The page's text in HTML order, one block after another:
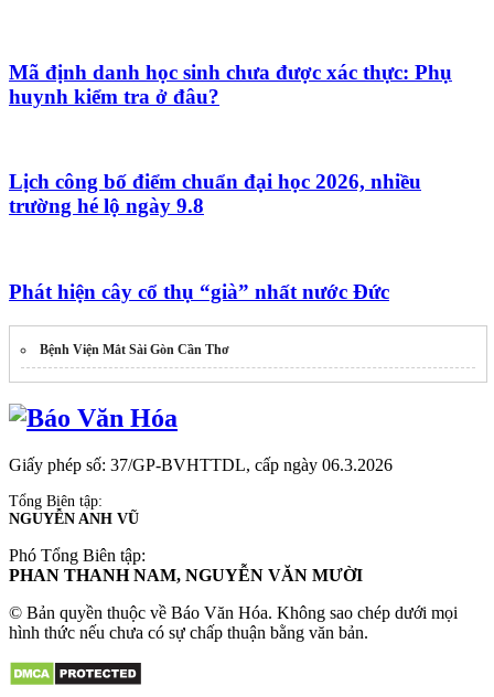
Mã định danh học sinh chưa được xác thực: Phụ
huynh kiểm tra ở đâu?
Lịch công bố điểm chuẩn đại học 2026, nhiều
trường hé lộ ngày 9.8
Phát hiện cây cổ thụ “già” nhất nước Đức
Bệnh Viện Mắt Sài Gòn Cần Thơ
Giấy phép số: 37/GP-BVHTTDL, cấp ngày 06.3.2026
Tổng Biên tập:
NGUYỄN ANH VŨ
Phó Tổng Biên tập:
PHAN THANH NAM, NGUYỄN VĂN MƯỜI
© Bản quyền thuộc về Báo Văn Hóa. Không sao chép dưới mọi
hình thức nếu chưa có sự chấp thuận bằng văn bản.